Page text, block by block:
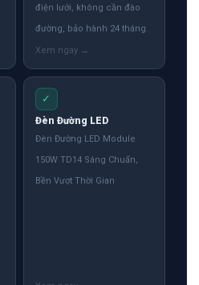
điện lưới, không cần đào
đường, bảo hành 24 tháng.
✓
Đèn Đường LED
Đèn Đường LED Module
150W TD14 Sáng Chuẩn,
Bền Vượt Thời Gian